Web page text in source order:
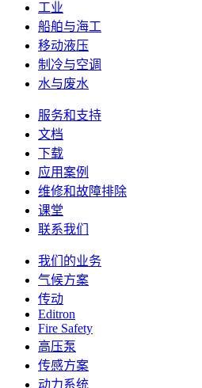
工业
船舶与海工
移动液压
制冷与空调
水与废水
服务和支持
文档
下载
应用案例
维修和故障排除
课堂
联系我们
我们的业务
气候方案
传动
Editron
Fire Safety
高压泵
传感方案
动力系统